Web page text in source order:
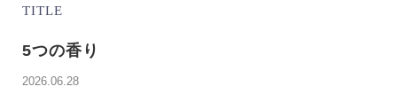
TITLE
5つの香り
2026.06.28